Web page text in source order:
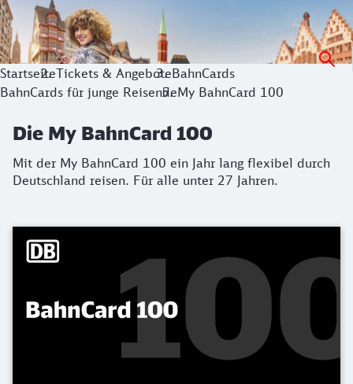
Mit der My BahnCard 100 ein Jahr lang flexibel durch
StartseiteTickets & AngeboteBahnCards
BahnCards für junge ReisendeMy BahnCard 100
Die My BahnCard 100
Mit der My BahnCard 100 ein Jahr lang flexibel durch
Deutschland reisen. Für alle unter 27 Jahren.